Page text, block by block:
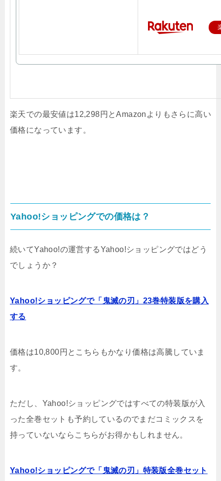
楽天での最安値は12,298円とAmazonよりもさらに高い
価格になっています。
Yahoo!ショッピングでの価格は？
続いてYahoo!の運営するYahoo!ショッピングではどう
でしょうか？
Yahoo!ショッピングで「鬼滅の刃」23巻特装版を購入
する
価格は10,800円とこちらもかなり価格は高騰していま
す。
ただし、Yahoo!ショッピングではすべての特装版が入
った全巻セットも予約しているのでまだコミックスを
持っていないならこちらがお得かもしれません。
Yahoo!ショッピングで「鬼滅の刃」特装版全巻セット